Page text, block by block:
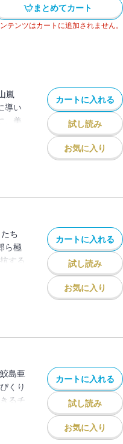
まとめてカート
テンツはカートに追加されません。
嵐
導い
、美
カートに入れる
試し読み
お気に入り
ち
ら極
する
カートに入れる
試し読み
お気に入り
島亜
くり
るチ
カートに入れる
試し読み
お気に入り